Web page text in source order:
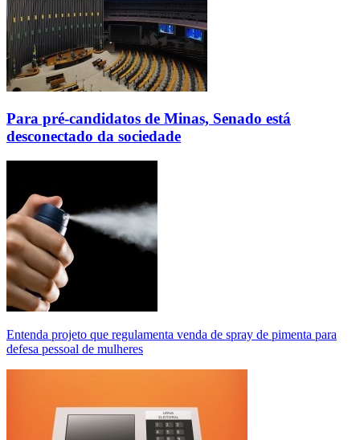
Para pré-candidatos de Minas, Senado está
desconectado da sociedade
Entenda projeto que regulamenta venda de spray de pimenta para
defesa pessoal de mulheres